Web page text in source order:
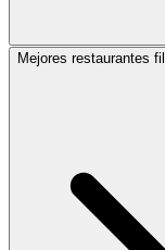
Mejores restaurantes